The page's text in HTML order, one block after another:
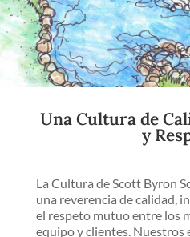
Una Cultura de
y
La Cultura de Scott Byron
una reverencia de calidad,
el respeto mutuo entre los
equipo y clientes. Nuestros